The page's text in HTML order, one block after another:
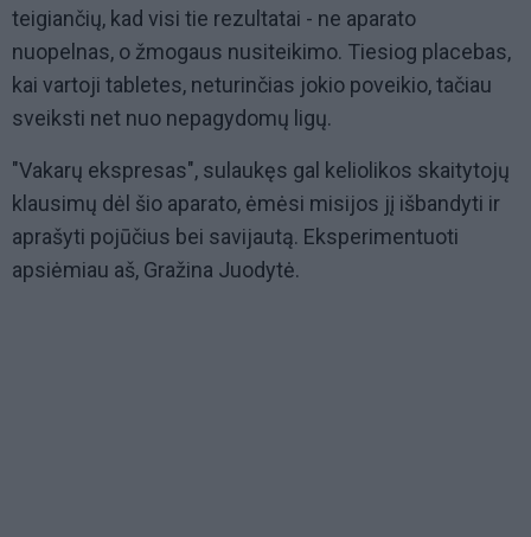
teigiančių, kad visi tie rezultatai - ne aparato
nuopelnas, o žmogaus nusiteikimo. Tiesiog placebas,
kai vartoji tabletes, neturinčias jokio poveikio, tačiau
sveiksti net nuo nepagydomų ligų.
"Vakarų ekspresas", sulaukęs gal keliolikos skaitytojų
klausimų dėl šio aparato, ėmėsi misijos jį išbandyti ir
aprašyti pojūčius bei savijautą. Eksperimentuoti
apsiėmiau aš, Gražina Juodytė.